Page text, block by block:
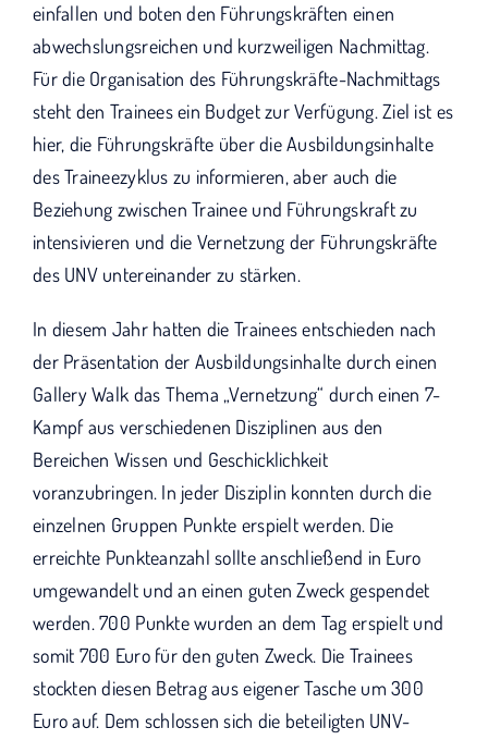
einfallen und boten den Führungskräften einen
abwechslungsreichen und kurzweiligen Nachmittag.
Für die Organisation des Führungskräfte-Nachmittags
steht den Trainees ein Budget zur Verfügung. Ziel ist es
hier, die Führungskräfte über die Ausbildungsinhalte
des Traineezyklus zu informieren, aber auch die
Beziehung zwischen Trainee und Führungskraft zu
intensivieren und die Vernetzung der Führungskräfte
des UNV untereinander zu stärken.
In diesem Jahr hatten die Trainees entschieden nach
der Präsentation der Ausbildungsinhalte durch einen
Gallery Walk das Thema „Vernetzung“ durch einen 7-
Kampf aus verschiedenen Disziplinen aus den
Bereichen Wissen und Geschicklichkeit
voranzubringen. In jeder Disziplin konnten durch die
einzelnen Gruppen Punkte erspielt werden. Die
erreichte Punkteanzahl sollte anschließend in Euro
umgewandelt und an einen guten Zweck gespendet
werden. 700 Punkte wurden an dem Tag erspielt und
somit 700 Euro für den guten Zweck. Die Trainees
stockten diesen Betrag aus eigener Tasche um 300
Euro auf. Dem schlossen sich die beteiligten UNV-